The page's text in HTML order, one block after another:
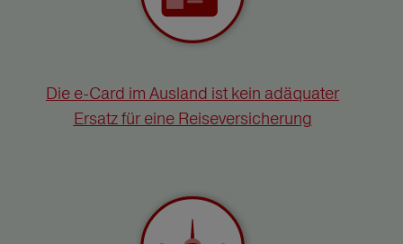
Die e-Card im Ausland ist kein adäquater
Ersatz für eine Reiseversicherung